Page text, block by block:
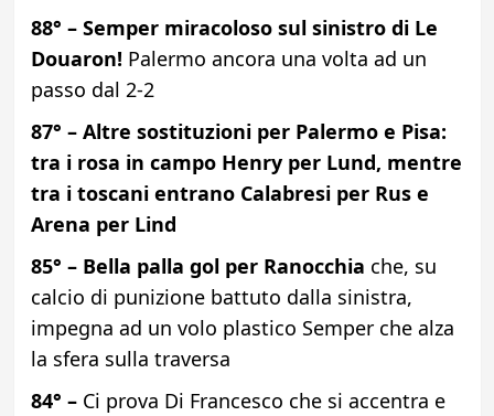
88° – Semper miracoloso sul sinistro di Le
Douaron! Palermo ancora una volta ad un
passo dal 2-2
87° – Altre sostituzioni per Palermo e Pisa:
tra i rosa in campo Henry per Lund, mentre
tra i toscani entrano Calabresi per Rus e
Arena per Lind
85° – Bella palla gol per Ranocchia che, su
calcio di punizione battuto dalla sinistra,
impegna ad un volo plastico Semper che alza
la sfera sulla traversa
84° –Ci prova Di Francesco che si accentra e